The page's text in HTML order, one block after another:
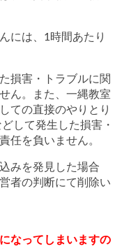
には、1時間あたり
損害・トラブルに関
ん。また、一縄教室
ての直接のやりとり
して発生した損害・
任を負いません。
みを発見した場合
者の判断にて削除い
なってしまいますの